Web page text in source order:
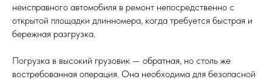
неисправного автомобиля в ремонт непосредственно с
открытой площадки длинномера, когда требуется быстрая и
бережная разгрузка.
Погрузка в высокий грузовик — обратная, но столь же
востребованная операция. Она необходима для безопасной